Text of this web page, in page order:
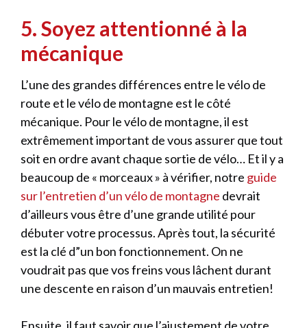
5. Soyez attentionné à la
mécanique
L’une des grandes différences entre le vélo de
route et le vélo de montagne est le côté
mécanique. Pour le vélo de montagne, il est
extrêmement important de vous assurer que tout
soit en ordre avant chaque sortie de vélo… Et il y a
beaucoup de « morceaux » à vérifier, notre guide
sur l’entretien d’un vélo de montagne devrait
d’ailleurs vous être d’une grande utilité pour
débuter votre processus. Après tout, la sécurité
est la clé d”un bon fonctionnement. On ne
voudrait pas que vos freins vous lâchent durant
une descente en raison d’un mauvais entretien!